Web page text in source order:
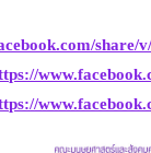
share/